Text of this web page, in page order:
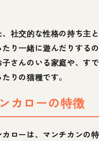
、社交的な性格の持ち主
たり一緒に遊んだりする
子さんのいる家庭や、す
りの猫種です。
カローの特徴
カローは、マンチカンの